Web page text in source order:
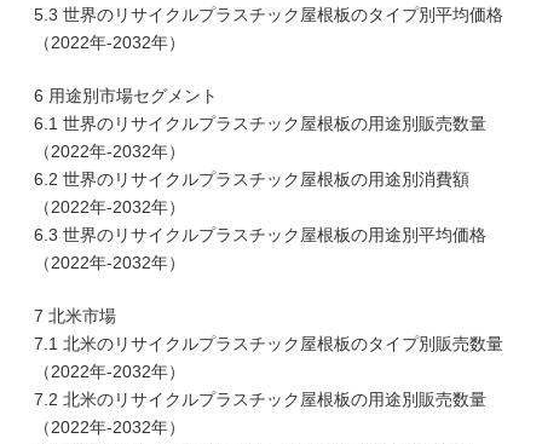
5.3 世界のリサイクルプラスチック屋根板のタイプ別平均価格
（2022年-2032年）
6 用途別市場セグメント
6.1 世界のリサイクルプラスチック屋根板の用途別販売数量
（2022年-2032年）
6.2 世界のリサイクルプラスチック屋根板の用途別消費額
（2022年-2032年）
6.3 世界のリサイクルプラスチック屋根板の用途別平均価格
（2022年-2032年）
7 北米市場
7.1 北米のリサイクルプラスチック屋根板のタイプ別販売数量
（2022年-2032年）
7.2 北米のリサイクルプラスチック屋根板の用途別販売数量
（2022年-2032年）